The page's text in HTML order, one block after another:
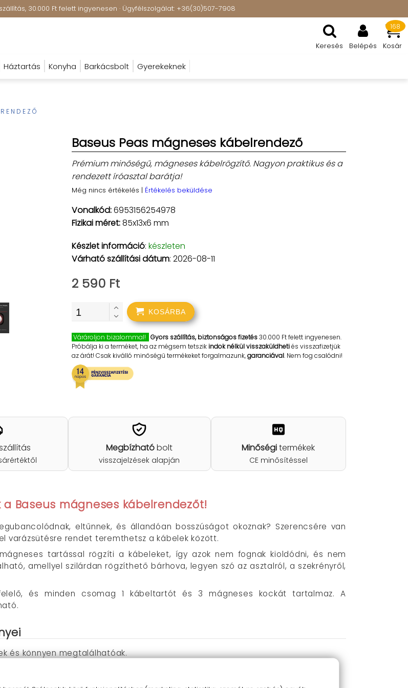
30.000 Ft felett ingyenesen · Ügyfélszolgálat: +36(30)507-7908
Keresés Belépés Kosár
168
Háztartás Konyha Barkácsbolt Gyerekeknek
Baseus Peas mágneses kábelrendező
Prémium minőségű, mágneses kábelrögzítő. Nagyon praktikus és a
rendezett íróasztal barátja!
Még nincs értékelés | Értékelés beküldése
Vonalkód:6953156254978
Fizikai méret:85x13x6 mm
Készlet információ: készleten
Várható szállítási dátum: 2026-08-11
2 590 Ft
KOSÁRBA
Várároljon bizalommal! Gyors szállítás, biztonságos fizetés30.000 Ft felett ingyenesen.
Próbálja ki a terméket, ha az mégsem tetszikindok nélkül visszaküldhetiés visszafizetjük
az árát! Csak kiválló minőségű termékeket forgalmazunk,garanciával. Nem fog csalódni!
Megbízhatóbolt
visszajelzések alapján
Minőségitermékek
CE minősítéssel
Baseus mágneses kábelrendezőt!
eltűnnek, és állandóan bosszúságot okoznak? Szerencsére van
varázsütésre rendet teremthetsz a kábelek között.
tartással rögzíti a kábeleket, így azok nem fognak kioldódni, és nem
amellyel szilárdan rögzíthető bárhova, legyen szó az asztalról, a szekrényről,
és minden csomag 1 kábeltartót és 3 mágneses kockát tartalmaz. A
és könnyen megtalálhatóak.
szilárdan rögzíthető bárhova.